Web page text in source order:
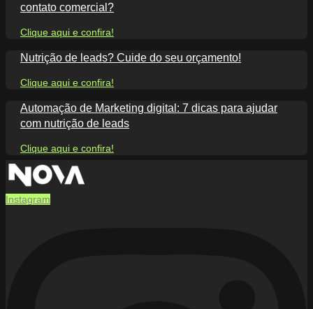
contato comercial?
Clique aqui e confira!
Nutrição de leads? Cuide do seu orçamento!
Clique aqui e confira!
Automação de Marketing digital: 7 dicas para ajudar
com nutrição de leads
Clique aqui e confira!
Instagram